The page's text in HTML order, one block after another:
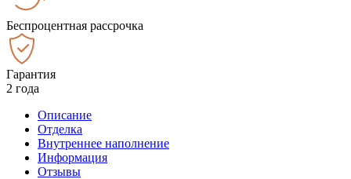
Беспроцентная рассрочка
Гарантия
2 года
Описание
Отделка
Внутреннее наполнение
Информация
Отзывы